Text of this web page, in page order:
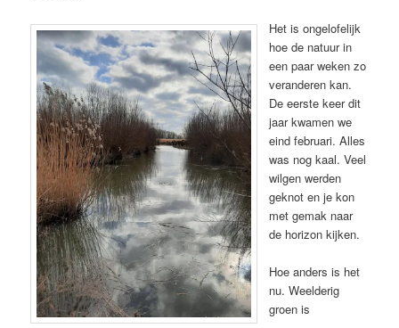
Het is ongelofelijk
hoe de natuur in
een paar weken zo
veranderen kan.
De eerste keer dit
jaar kwamen we
eind februari. Alles
was nog kaal. Veel
wilgen werden
geknot en je kon
met gemak naar
de horizon kijken.
Hoe anders is het
nu. Weelderig
groen is